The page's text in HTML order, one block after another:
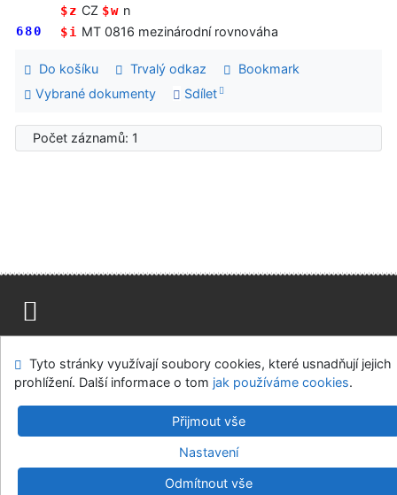
$z CZ $w n
680 $i MT 0816 mezinárodní rovnováha
Do košíku Trvalý odkaz
Bookmark
Vybrané dokumenty
Sdílet
Počet záznamů: 1
Modul OpenSearch
Napište nám Nastavení cookies
Parlamentní knihovna České republiky
©1993-2026IPACv.4.8.63a-Cosmotron Bohemia, s.r.o.
Tyto stránky využívají soubory cookies, které usnadňují jejich
prohlížení. Další informace o tom jak používáme cookies.
Přijmout vše
Nastavení
Odmítnout vše